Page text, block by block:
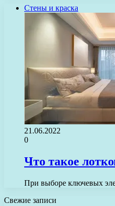
Стены и краска
21.06.2022
0
Что такое
При выборе ключевых
Свежие записи